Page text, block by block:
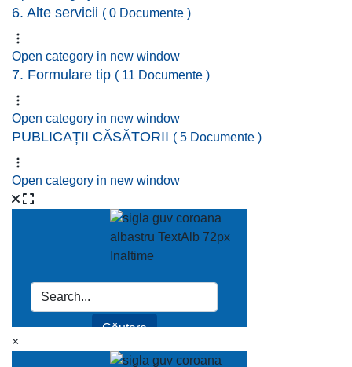
6. Alte servicii ( 0 Documente )
Open category in new window
7. Formulare tip ( 11 Documente )
Open category in new window
PUBLICAȚII CĂSĂTORII ( 5 Documente )
Open category in new window
×